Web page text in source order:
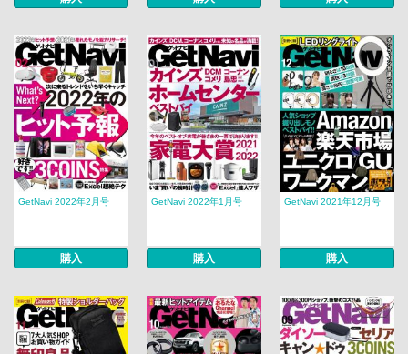
GetNavi 2022年2月号
購入
GetNavi 2022年1月号
購入
GetNavi 2021年12月号
購入